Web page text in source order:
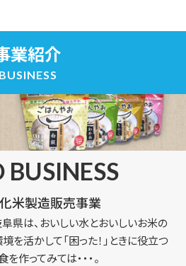
業紹介
BUSINESS
BUSINESS
米製造販売事業
県は、おいしい水とおいしいお米の
を活かして「困った！」ときに役立つ
作ってみては・・・。